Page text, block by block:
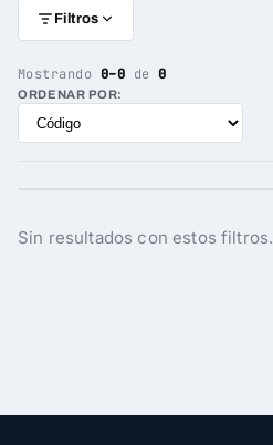
Filtros
Mostrando 0–0 de0
ORDENAR POR:
Sin resultados con estos filtros.